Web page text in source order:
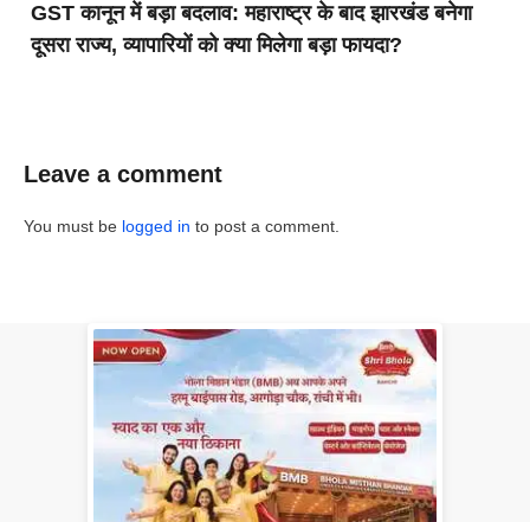
GST कानून में बड़ा बदलाव: महाराष्ट्र के बाद झारखंड बनेगा
दूसरा राज्य, व्यापारियों को क्या मिलेगा बड़ा फायदा?
Leave a comment
You must be logged in to post a comment.